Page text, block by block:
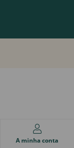
A minha conta